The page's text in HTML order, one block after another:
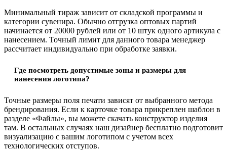
Минимальный тираж зависит от складской программы и
категории сувенира. Обычно отгрузка оптовых партий
начинается от 20000 рублей или от 10 штук одного артикула с
нанесением. Точный лимит для данного товара менеджер
рассчитает индивидуально при обработке заявки.
Где посмотреть допустимые зоны и размеры для
нанесения логотипа?
Точные размеры поля печати зависят от выбранного метода
брендирования. Если к карточке товара прикреплен шаблон в
разделе «Файлы», вы можете скачать конструктор изделия
там. В остальных случаях наш дизайнер бесплатно подготовит
визуализацию с вашим логотипом с учетом всех
технологических отступов.